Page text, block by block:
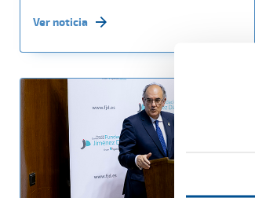
Ver noticia